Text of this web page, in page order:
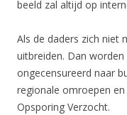
beeld zal altijd op
Als de daders zich niet
uitbreiden. Dan
ongecensureerd naar
regionale omroepen
Opsporing Verzocht.